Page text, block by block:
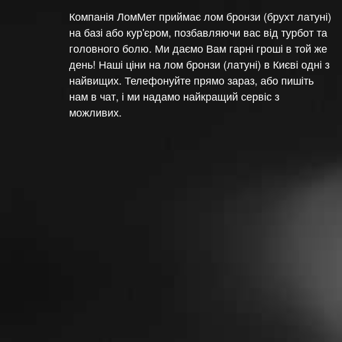
Компанія ЛомМет приймає лом бронзи (брухт латуні)
на базі або кур'єром, позбавляючи вас від турбот та
головного болю. Ми даємо Вам гарні гроші в той же
день! Наші ціни на лом бронзи (латуні) в Києві одні з
найвищих. Телефонуйте прямо зараз, або пишіть
нам в чат, і ми надамо найкращий сервіс з
можливих.